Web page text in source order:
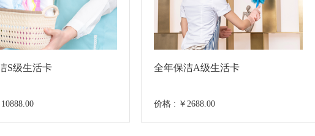
S级生活卡 全年保洁A级生活卡
价格 : ￥2688.00